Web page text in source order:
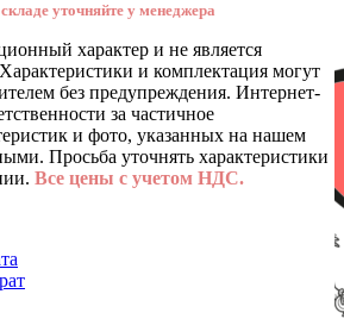
уточняйте у менеджера
характер и не является
и комплектация могут
без предупреждения. Интернет-
за частичное
и фото, указанных на нашем
Просьба уточнять характеристики
Все цены с учетом НДС.